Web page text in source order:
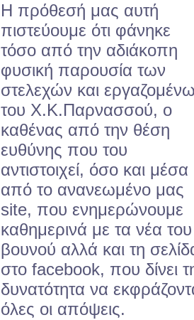
Η πρόθεσή μας αυτή
πιστεύουμε ότι φάνηκε
τόσο από την αδιάκοπη
φυσική παρουσία των
στελεχών και
του Χ.Κ.Παρνασσού, ο
καθένας από την θέση
ευθύνης που του
αντιστοιχεί, όσο και μέσα
από το ανανεωμένο μας
site, που ενημερώνουμε
καθημερινά με τα νέα του
βουνού αλλά και τη
στο facebook, που δίνει
δυνατότητα να
όλες οι απόψεις.